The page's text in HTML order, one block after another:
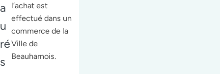
a
u
ré
s
l’achat est
effectué dans un
commerce de la
Ville de
Beauharnois.